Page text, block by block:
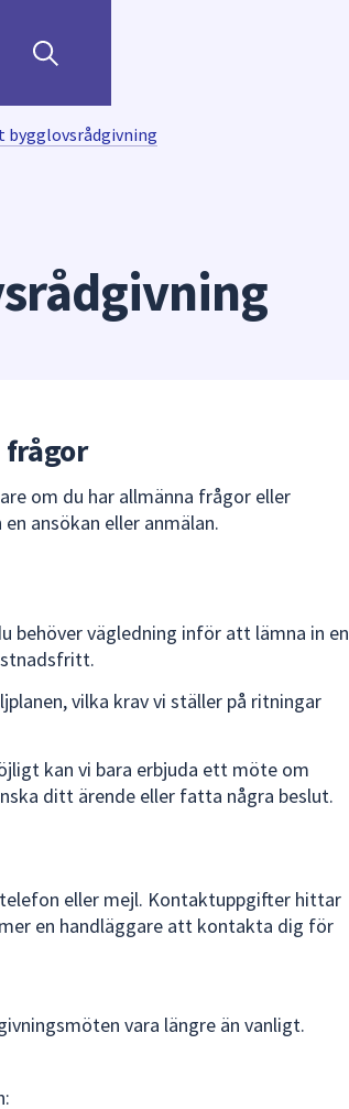
bygglovsrådgivning
om du har allmänna frågor eller
ansökan eller anmälan.
behöver vägledning inför att lämna in en
vilka krav vi ställer på ritningar
kan vi bara erbjuda ett möte om
ditt ärende eller fatta några beslut.
eller mejl. Kontaktuppgifter hittar
en handläggare att kontakta dig för
vara längre än vanligt.